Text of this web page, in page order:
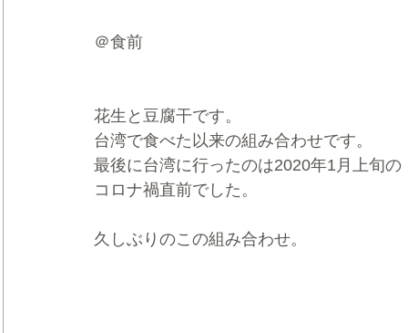
＠食前
花生と豆腐干です。
台湾で食べた以来の組み合わせです。
最後に台湾に行ったのは2020年1月上旬の
コロナ禍直前でした。
久しぶりのこの組み合わせ。